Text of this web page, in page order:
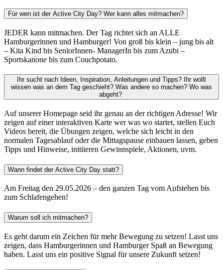
Für wen ist der Active City Day? Wer kann alles mitmachen?
JEDER kann mitmachen. Der Tag richtet sich an ALLE
Hamburgerinnen und Hamburger! Von groß bis klein – jung bis alt
– Kita Kind bis SeniorInnen- ManagerIn bis zum Azubi –
Sportskanone bis zum Couchpotato.
Ihr sucht nach Ideen, Inspiration, Anleitungen und Tipps? Ihr wollt
wissen was an dem Tag geschieht? Was andere so machen? Wo was
abgeht?
Auf unserer Homepage seid ihr genau an der richtigen Adresse! Wir
zeigen auf einer interaktiven Karte wer was wo startet, stellen Euch
Videos bereit, die Übungen zeigen, welche sich leicht in den
normalen Tagesablauf oder die Mittagspause einbauen lassen, geben
Tipps und Hinweise, initiieren Gewinnspiele, Aktionen, uvm.
Wann findet der Active City Day statt?
Am Freitag den 29.05.2026 – den ganzen Tag vom Aufstehen bis
zum Schlafengehen!
Warum soll ich mitmachen?
Es geht darum ein Zeichen für mehr Bewegung zu setzen! Lasst uns
zeigen, dass Hamburgerinnen und Hamburger Spaß an Bewegung
haben. Lasst uns ein positive Signal für unsere Zukunft setzen!